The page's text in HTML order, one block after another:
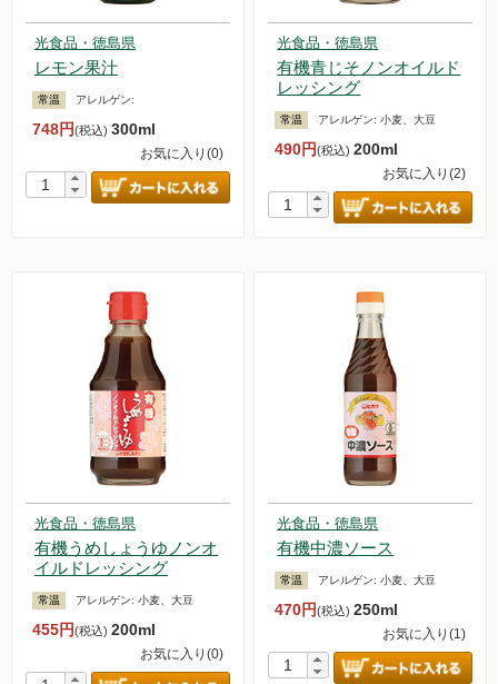
光食品・徳島県
レモン果汁
常温 アレルゲン:
748円(税込) 300ml
お気に入り(0)
光食品・徳島県
有機青じそノンオイルド
レッシング
常温 アレルゲン:小麦、大豆
490円(税込)200ml
お気に入り(2)
光食品・徳島県
有機うめしょうゆノンオ
イルドレッシング
常温 アレルゲン: 小麦、大豆
455円(税込) 200ml
お気に入り(0)
光食品・徳島県
有機中濃ソース
常温 アレルゲン:小麦、大豆
470円(税込)250ml
お気に入り(1)